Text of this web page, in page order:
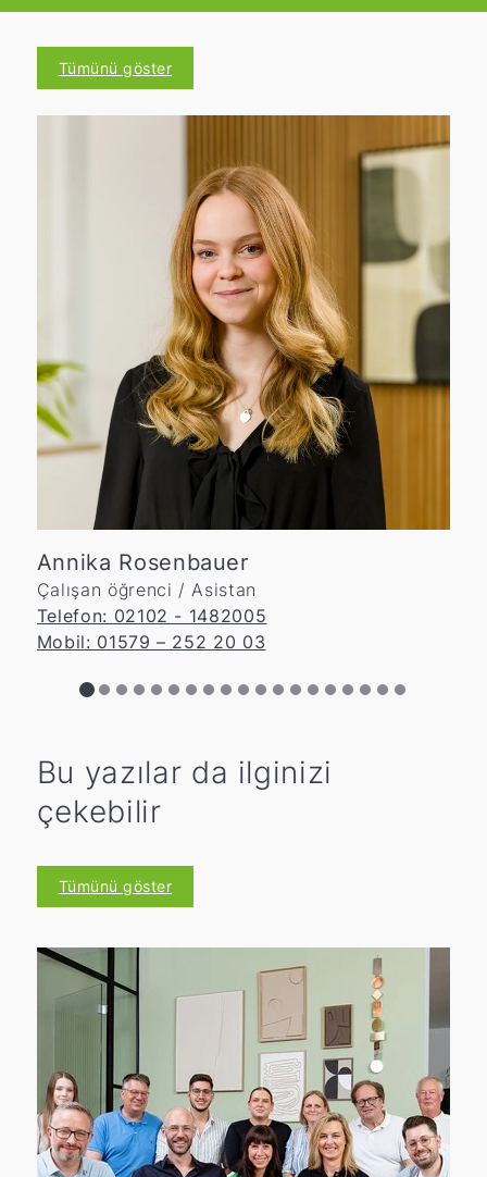
Tümünü göster
Annika Rosenbauer
Çalışan öğrenci / Asistan
Telefon: 02102 - 1482005
Mobil: 01579 – 252 20 03
Bu yazılar da ilginizi
çekebilir
Tümünü göster